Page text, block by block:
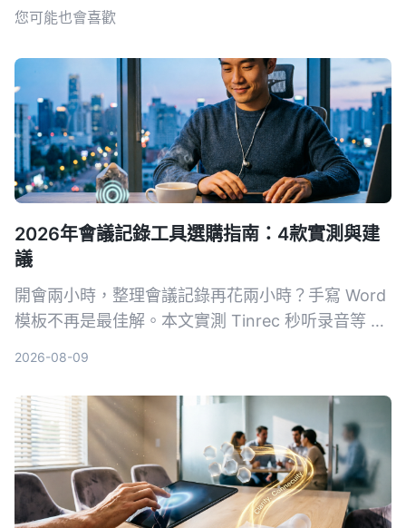
您可能也會喜歡
2026年會議記錄工具選購指南：4款實測與建
議
開會兩小時，整理會議記錄再花兩小時？手寫 Word
模板不再是最佳解。本文實測 Tinrec 秒听录音等 4
項，把時間留給更重要的事。
2026-08-09